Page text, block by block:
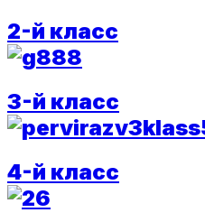
2-й класс
3-й класс
4-й класс